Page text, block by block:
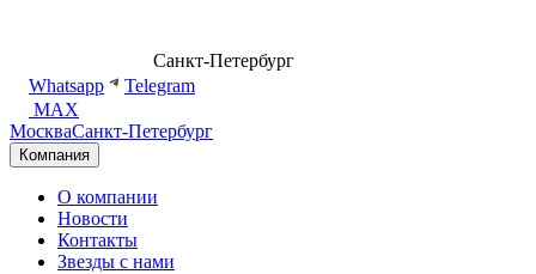
Санкт-Петербург
Whatsapp
Telegram
MAX
МоскваСанкт-Петербург
Компания
О компании
Новости
Контакты
Звезды с нами